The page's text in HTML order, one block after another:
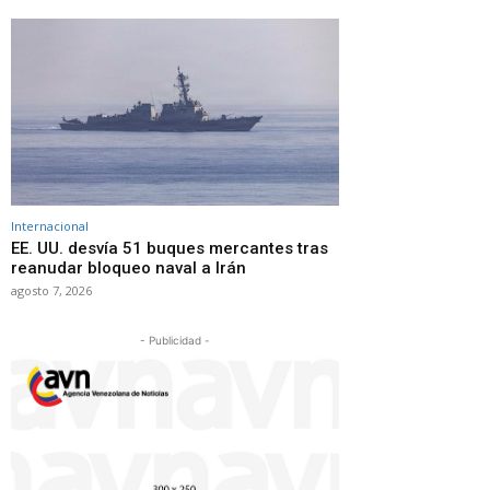
Internacional
EE. UU. desvía 51 buques mercantes tras
reanudar bloqueo naval a Irán
agosto 7, 2026
- Publicidad -